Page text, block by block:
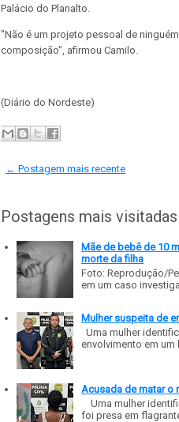
Palácio do Planalto.
"Não é um projeto pessoal de
composição", afirmou Camilo.
(Diário do Nordeste)
← Postagem mais recente
Postagens mais
Mãe de bebê de 10
morte da filha
Foto: Reprodução/
em um caso
Mulher suspeita de
Uma mulher
envolvimento em um
Acusada de matar o
Uma mulher
foi presa em